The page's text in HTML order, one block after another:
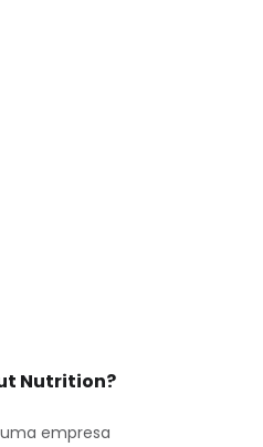
Nutrition?
empresa